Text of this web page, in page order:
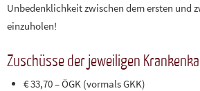
Unbedenklichkeit zwischen dem ersten und
einzuholen!
Zuschüsse der jeweiligen
€ 33,70 – ÖGK (vormals GKK)